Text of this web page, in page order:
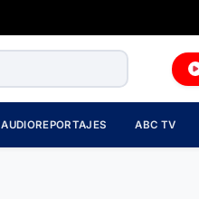
AUDIOREPORTAJES ABC TV